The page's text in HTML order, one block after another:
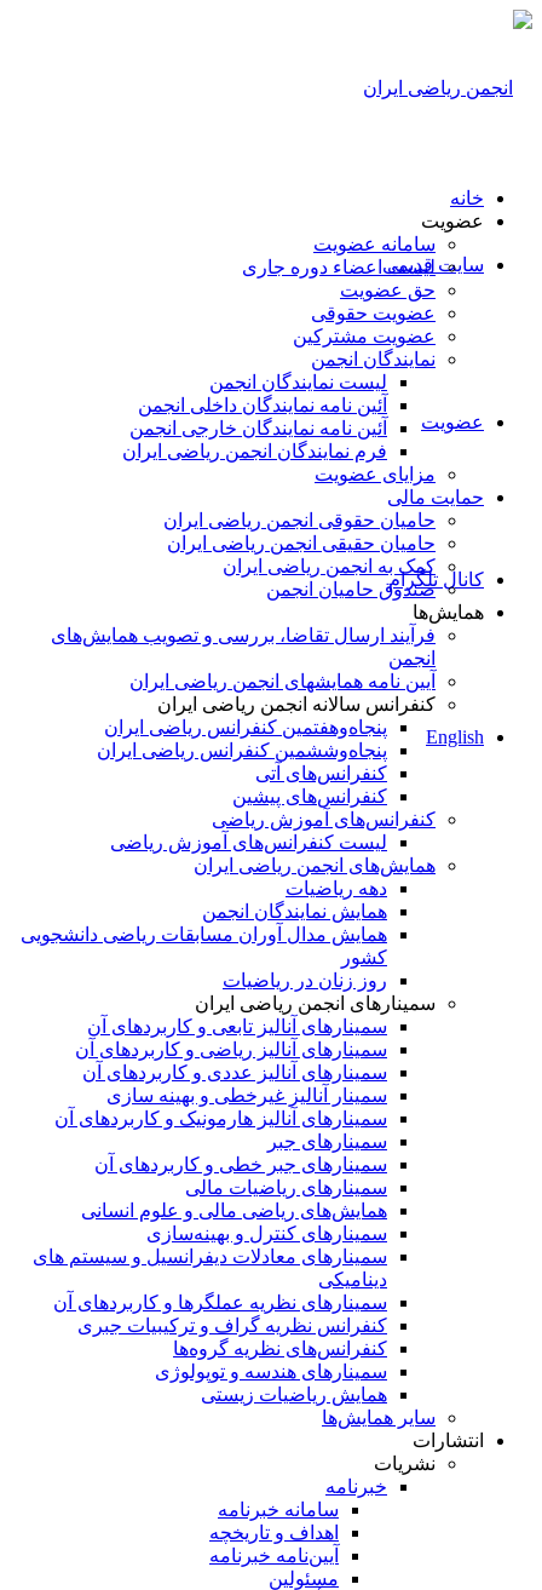
سایت قدیمی
عضویت
کانال تلگرام
English
خانه
عضویت
سامانه عضویت
لیست اعضاء دوره جاری
حق عضویت
عضویت حقوقی
عضویت مشترکین
نمایندگان انجمن
لیست نمایندگان انجمن
آئین نامه نمایندگان داخلی انجمن
آئین نامه نمایندگان خارجی انجمن
فرم نمایندگان انجمن ریاضی ایران
مزایای عضویت
حمایت مالی
حامیان حقوقی انجمن ریاضی ایران
حامیان حقیقی انجمن ریاضی ایران
کمک به انجمن ریاضی ایران
صندوق حامیان انجمن
همایش‌ها
فرآیند ارسال تقاضا، بررسی و تصویب همایش‌های
انجمن
آیین نامه همایشهای انجمن ریاضی ایران
کنفرانس‌ سالانه انجمن ریاضی ایران
پنجاه‌و‌هفتمین کنفرانس ریاضی ایران
پنجاه‌و‌ششمین کنفرانس ریاضی ایران
کنفرانس‌های آتی
کنفرانس‎‌های پیشین
کنفرانس‌های آموزش ریاضی
لیست کنفرانس‌های آموزش ریاضی
همایش‌های انجمن ریاضی ایران
دهه ریاضیات
همایش نمایندگان انجمن
همایش مدال آوران مسابقات ریاضی دانشجویی
کشور
روز زنان در ریاضیات
سمینارهای انجمن ریاضی ایران
سمینارهای آنالیز تابعی و کاربردهای آن
سمینارهای آنالیز ریاضی و کاربردهای آن
سمینارهای آنالیز عددی و کاربردهای آن
سمینار آنالیز غیرخطی و بهینه سازی
سمینارهای آنالیز هارمونیک و کاربردهای آن
سمینار‌های جبر
سمینارهای جبر خطی و کاربردهای آن
سمینار‌های ریاضیات مالی
همایش‌های ریاضی مالی و علوم انسانی
سمینارهای کنترل و بهینه‌سازی
سمینارهای معادلات دیفرانسیل و سیستم های
دینامیکی
سمینار‌های نظریه عملگرها و کاربردهای آن
کنفرانس نظریه گراف و ترکیبیات جبری
کنفرانس‌های نظریه گروه‌ها
سمینار‌های هندسه و توپولوژی
همایش ریاضیات زیستی
سایر همایش‌ها
انتشارات
نشریات
خبرنامه
سامانه خبرنامه
اهداف و تاریخچه
آیین‌نامه خبرنامه
مسئولین